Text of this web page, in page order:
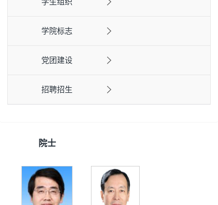
学院标志
党团建设
招聘招生
院士